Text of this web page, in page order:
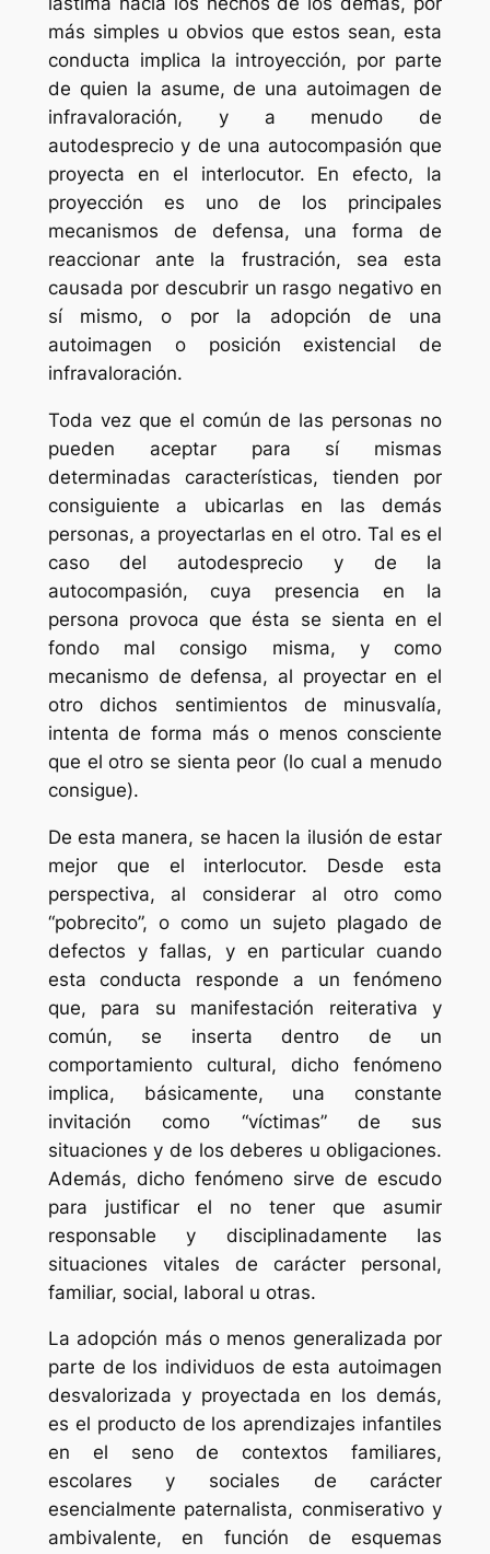
más simples u obvios que estos sean, esta
conducta implica la introyección, por parte
de quien la asume, de una autoimagen de
infravaloración, y a menudo de
autodesprecio y de una autocompasión que
proyecta en el interlocutor. En efecto, la
proyección es uno de los principales
mecanismos de defensa, una forma de
reaccionar ante la frustración, sea esta
causada por descubrir un rasgo negativo en
sí mismo, o por la adopción de una
autoimagen o posición existencial de
infravaloración.
Toda vez que el común de las personas no
pueden aceptar para sí mismas
determinadas características, tienden por
consiguiente a ubicarlas en las demás
personas, a proyectarlas en el otro. Tal es el
caso del autodesprecio y de la
autocompasión, cuya presencia en la
persona provoca que ésta se sienta en el
fondo mal consigo misma, y como
mecanismo de defensa, al proyectar en el
otro dichos sentimientos de minusvalía,
intenta de forma más o menos consciente
que el otro se sienta peor (lo cual a menudo
consigue).
De esta manera, se hacen la ilusión de estar
mejor que el interlocutor. Desde esta
perspectiva, al considerar al otro como
“pobrecito”, o como un sujeto plagado de
defectos y fallas, y en particular cuando
esta conducta responde a un fenómeno
que, para su manifestación reiterativa y
común, se inserta dentro de un
comportamiento cultural, dicho fenómeno
implica, básicamente, una constante
invitación como “víctimas” de sus
situaciones y de los deberes u obligaciones.
Además, dicho fenómeno sirve de escudo
para justificar el no tener que asumir
responsable y disciplinadamente las
situaciones vitales de carácter personal,
familiar, social, laboral u otras.
La adopción más o menos generalizada por
parte de los individuos de esta autoimagen
desvalorizada y proyectada en los demás,
es el producto de los aprendizajes infantiles
en el seno de contextos familiares,
escolares y sociales de carácter
esencialmente paternalista, conmiserativo y
ambivalente, en función de esquemas